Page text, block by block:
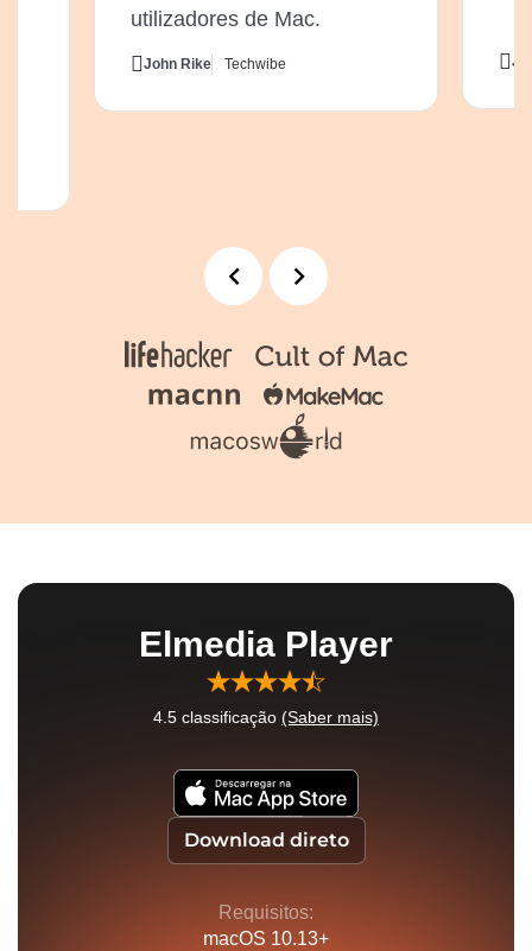
utilizadores de Mac.
John Rike Techwibe
Elmedia Player
4.5 classificação (Saber mais)
Download direto
Requisitos:
macOS 10.13+